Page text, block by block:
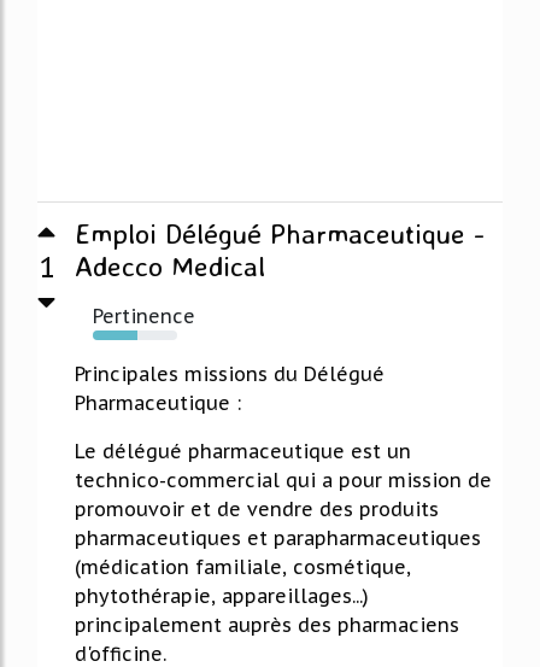
1
Emploi Délégué Pharmaceutique -
Adecco Medical
Pertinence
53%
Principales missions du Délégué
Pharmaceutique :
Le délégué pharmaceutique est un
technico-commercial qui a pour mission de
promouvoir et de vendre des produits
pharmaceutiques et parapharmaceutiques
(médication familiale, cosmétique,
phytothérapie, appareillages...)
principalement auprès des pharmaciens
d'officine.